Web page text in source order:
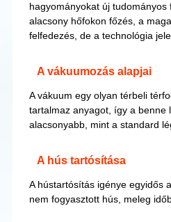
hagyományokat új tudományos
alacsony hőfokon főzés, a
felfedezés, de a technológia
A vákuumozás alapjai
A vákuum egy olyan térbeli
tartalmaz anyagot, így a benne
alacsonyabb, mint a standard
A hús tartósítása
A hústartósítás igénye egyidős
nem fogyasztott hús, meleg